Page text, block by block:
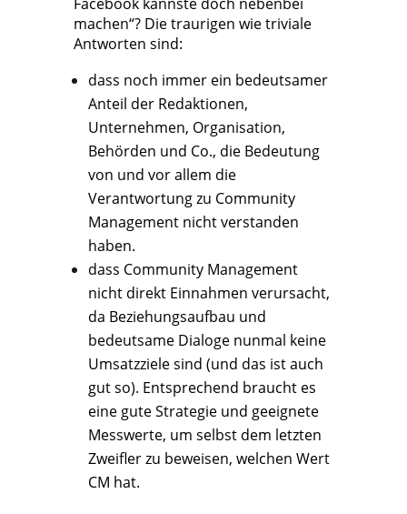
Facebook kannste doch nebenbei
machen“? Die traurigen wie triviale
Antworten sind:
dass noch immer ein bedeutsamer
Anteil der Redaktionen,
Unternehmen, Organisation,
Behörden und Co., die Bedeutung
von und vor allem die
Verantwortung zu Community
Management nicht verstanden
haben.
dass Community Management
nicht direkt Einnahmen verursacht,
da Beziehungsaufbau und
bedeutsame Dialoge nunmal keine
Umsatzziele sind (und das ist auch
gut so). Entsprechend braucht es
eine gute Strategie und geeignete
Messwerte, um selbst dem letzten
Zweifler zu beweisen, welchen Wert
CM hat.